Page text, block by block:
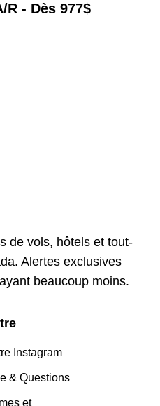
- Dès 977$
de vols, hôtels et tout-
Alertes exclusives
beaucoup moins.
Instagram
& Questions
et